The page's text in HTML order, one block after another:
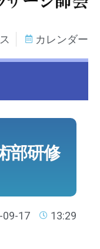
カレンダー
部研修
09-17 13:29